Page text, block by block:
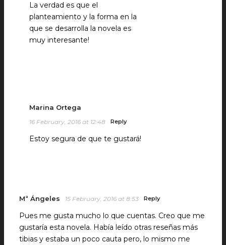
La verdad es que el
planteamiento y la forma en la
que se desarrolla la novela es
muy interesante!
Marina Ortega
16 February, 2016 at 12:48 Reply
Estoy segura de que te gustará!
Mª Ángeles 15 February, 2016 at 8:53 Reply
Pues me gusta mucho lo que cuentas. Creo que me
gustaría esta novela. Había leído otras reseñas más
tibias y estaba un poco cauta pero, lo mismo me